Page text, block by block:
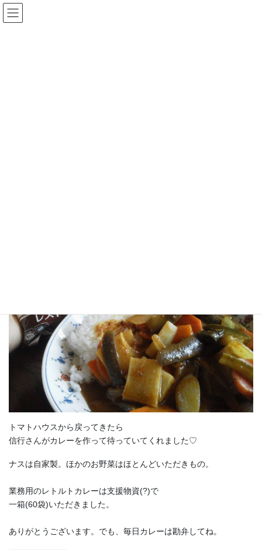
コ
ン
ナ
ビ
トマトハウスから戻ってきたら
信行さんがカレーを作って待っていてくれました♡
ナスは自家製。ほかのお野菜はほとんどいただきもの。
業務用のレトルトカレーは支援物資(?)で
一箱(60袋)いただきました。
ありがとうございます。でも、毎日カレーは勘弁してね。